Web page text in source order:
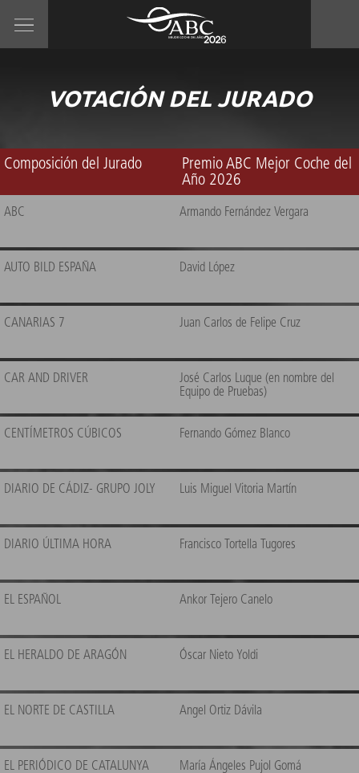
VOTACIÓN DEL JURADO
Composición del Jurado
Premio ABC Mejor Coche del
Año 2026
ABC Armando Fernández Vergara
AUTO BILD ESPAÑA David López
CANARIAS 7 Juan Carlos de Felipe Cruz
CAR AND DRIVER
José Carlos Luque (en nombre del
Equipo de Pruebas)
CENTÍMETROS CÚBICOS Fernando Gómez Blanco
DIARIO DE CÁDIZ- GRUPO JOLY Luis Miguel Vitoria Martín
DIARIO ÚLTIMA HORA Francisco Tortella Tugores
EL ESPAÑOL Ankor Tejero Canelo
EL HERALDO DE ARAGÓN Óscar Nieto Yoldi
EL NORTE DE CASTILLA Angel Ortiz Dávila
EL PERIÓDICO DE CATALUNYA María Ángeles Pujol Gomá